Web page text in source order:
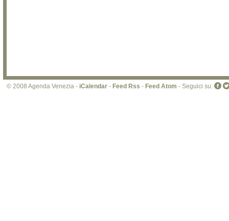
© 2008 Agenda Venezia - iCalendar - Feed Rss - Feed Atom - Seguici su: